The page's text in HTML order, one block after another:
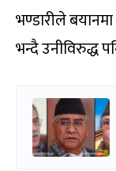
भण्डारीले
भन्दै उनीविरुद्ध